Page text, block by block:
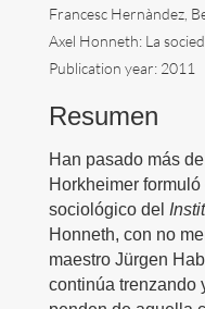
Investigación
Publicaciones
Docencia
Divulgación
Próximos eventos
Enlaces
Francesc Hernàndez,
Axel Honneth: La
Publication year: 2011
Resumen
Han pasado más
Horkheimer
sociológico del
Honneth, con no
maestro Jürgen
continúa trenzando